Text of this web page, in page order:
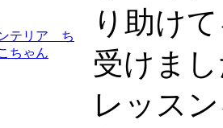
り助け
受けま
レッス